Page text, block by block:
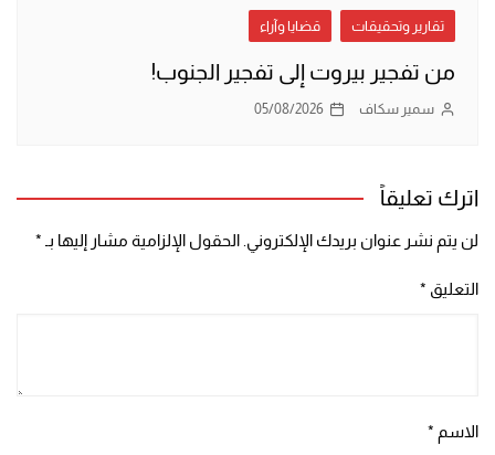
تقارير وتحقيقات قضايا وآراء
من تفجير بيروت إلى تفجير الجنوب!
سمير سكاف 05/08/2026
اترك تعليقاً
لن يتم نشر عنوان بريدك الإلكتروني. الحقول الإلزامية مشار إليها بـ *
التعليق *
الاسم *